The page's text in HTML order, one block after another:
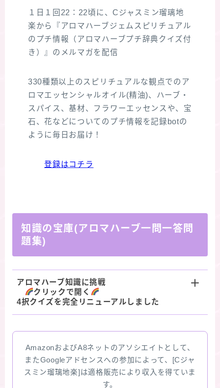
１日１回22：22頃に、Cジャスミン瑠璃地
楽から『アロマハーブジェムスピリチュアル
のプチ情報（アロマハーブプチ辞典クイズ付
き）』のメルマガを配信
330種類以上のスピリチュアルな観点でのア
ロマエッセンシャルオイル(精油)、ハーブ・
スパイス、基材、フラワーエッセンスや、宝
石、花などについてのプチ情報を記録botの
ように毎日お届け！
登録はコチラ
知識の宝庫(アロマハーブ一問一答問
題集)
アロマハーブ知識に挑戦
クリックで開く
4択クイズを完全リニューアルしました
AmazonおよびA8ネットのアソシエイトとして、
またGoogleアドセンスへの参加によって、[Cジャ
スミン瑠璃地楽]は適格販売により収入を得ていま
す。